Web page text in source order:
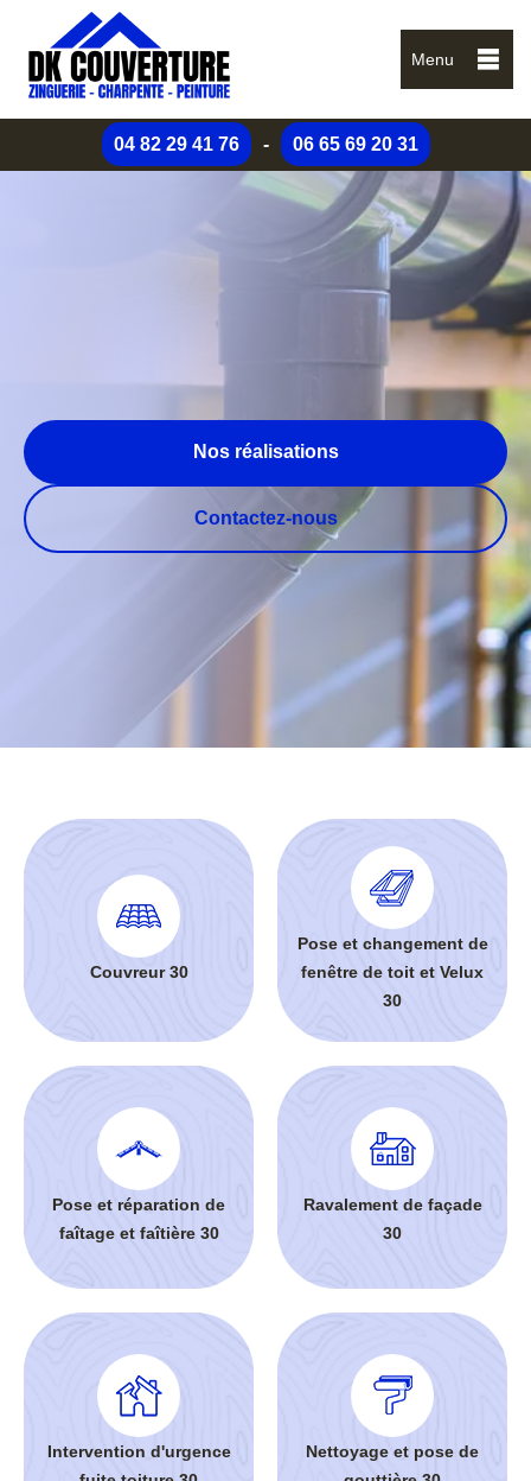
Menu
04 82 29 41 76 - 06 65 69 20 31
Nos réalisations
Contactez-nous
Couvreur 30
Pose et changement de
fenêtre de toit et Velux
30
Pose et réparation de
faîtage et faîtière 30
Ravalement de façade
30
Intervention d'urgence
Nettoyage et pose de